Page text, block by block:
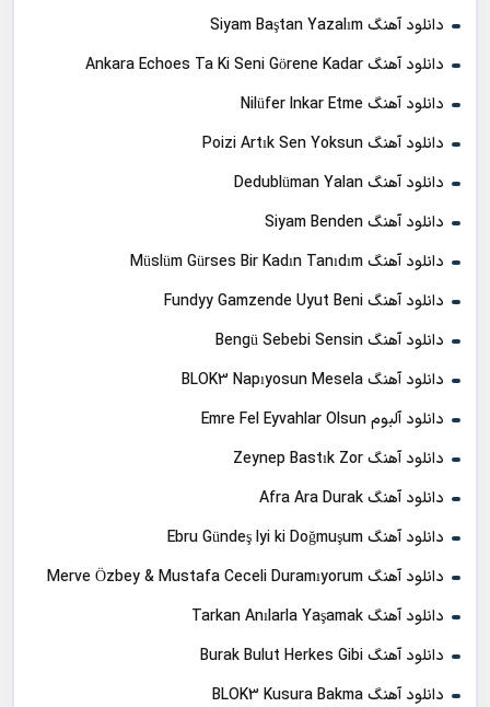
دانلود آهنگ Siyam Baştan Yazalım
دانلود آهنگ Ankara Echoes Ta Ki Seni Görene Kadar
دانلود آهنگ Nilüfer Inkar Etme
دانلود آهنگ Poizi Artık Sen Yoksun
دانلود آهنگ Dedublüman Yalan
دانلود آهنگ Siyam Benden
دانلود آهنگ Müslüm Gürses Bir Kadın Tanıdım
دانلود آهنگ Fundyy Gamzende Uyut Beni
دانلود آهنگ Bengü Sebebi Sensin
دانلود آهنگ BLOK3 Napıyosun Mesela
دانلود آلبوم Emre Fel Eyvahlar Olsun
دانلود آهنگ Zeynep Bastık Zor
دانلود آهنگ Afra Ara Durak
دانلود آهنگ Ebru Gündeş Iyi ki Doğmuşum
دانلود آهنگ Merve Özbey & Mustafa Ceceli Duramıyorum
دانلود آهنگ Tarkan Anılarla Yaşamak
دانلود آهنگ Burak Bulut Herkes Gibi
دانلود آهنگ BLOK3 Kusura Bakma